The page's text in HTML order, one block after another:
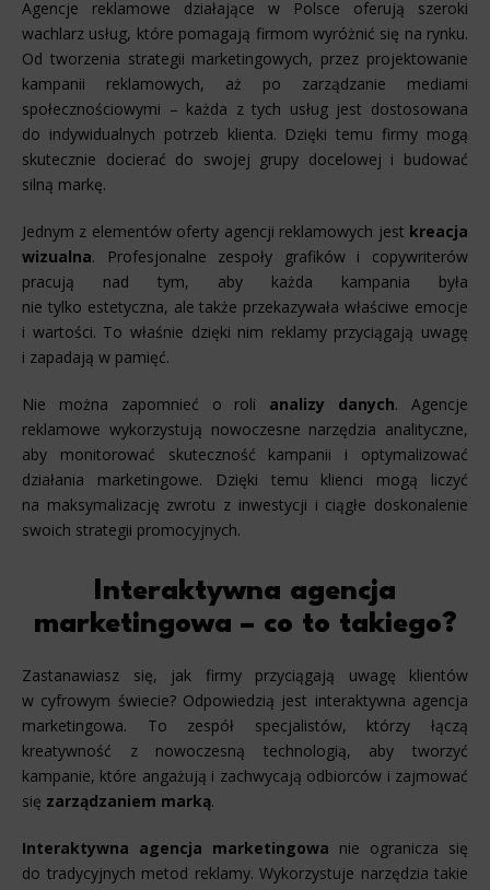
Agencje reklamowe działające w Polsce oferują szeroki
wachlarz usług, które pomagają firmom wyróżnić się na rynku.
Od tworzenia strategii marketingowych, przez projektowanie
kampanii reklamowych, aż po zarządzanie mediami
społecznościowymi – każda z tych usług jest dostosowana
do indywidualnych potrzeb klienta. Dzięki temu firmy mogą
skutecznie docierać do swojej grupy docelowej i budować
silną markę.
Jednym z elementów oferty agencji reklamowych jest kreacja
wizualna. Profesjonalne zespoły grafików i copywriterów
pracują nad tym, aby każda kampania była
nie tylko estetyczna, ale także przekazywała właściwe emocje
i wartości. To właśnie dzięki nim reklamy przyciągają uwagę
i zapadają w pamięć.
Nie można zapomnieć o roli analizy danych. Agencje
reklamowe wykorzystują nowoczesne narzędzia analityczne,
aby monitorować skuteczność kampanii i optymalizować
działania marketingowe. Dzięki temu klienci mogą liczyć
na maksymalizację zwrotu z inwestycji i ciągłe doskonalenie
swoich strategii promocyjnych.
Interaktywna agencja
marketingowa – co to takiego?
Zastanawiasz się, jak firmy przyciągają uwagę klientów
w cyfrowym świecie? Odpowiedzią jest interaktywna agencja
marketingowa. To zespół specjalistów, którzy łączą
kreatywność z nowoczesną technologią, aby tworzyć
kampanie, które angażują i zachwycają odbiorców i zajmować
się zarządzaniem marką.
Interaktywna agencja marketingowa nie ogranicza się
do tradycyjnych metod reklamy. Wykorzystuje narzędzia takie